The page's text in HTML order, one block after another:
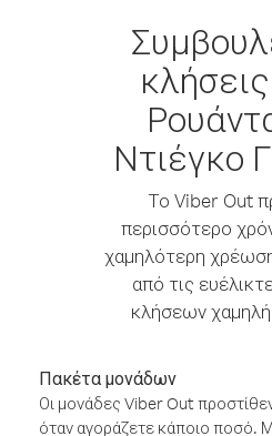
Ντιέγκο
Το Viber Out
περισσότερο
χαμηλότερη
από τις
κλήσεων
Πακέτα μονάδων
Οι μονάδες Viber Out
όταν αγοράζετε κάποιο ποσό.